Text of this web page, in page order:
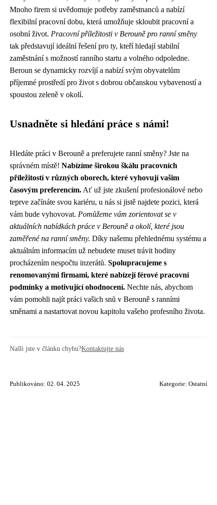
Mnoho firem si uvědomuje potřeby zaměstnanců a nabízí
flexibilní pracovní dobu, která umožňuje skloubit pracovní a
osobní život. Pracovní příležitosti v Berouně pro ranní směny
tak představují ideální řešení pro ty, kteří hledají stabilní
zaměstnání s možností ranního startu a volného odpoledne.
Beroun se dynamicky rozvíjí a nabízí svým obyvatelům
příjemné prostředí pro život s dobrou občanskou vybaveností a
spoustou zeleně v okolí.
Usnadněte si hledání práce s námi!
Hledáte práci v Berouně a preferujete ranní směny? Jste na
správném místě! Nabízíme širokou škálu pracovních
příležitostí v různých oborech, které vyhovují vašim
časovým preferencím. Ať už jste zkušení profesionálové nebo
teprve začínáte svou kariéru, u nás si jistě najdete pozici, která
vám bude vyhovovat. Pomůžeme vám zorientovat se v
aktuálních nabídkách práce v Berouně a okolí, které jsou
zaměřené na ranní směny. Díky našemu přehlednému systému a
aktuálním informacím už nebudete muset trávit hodiny
procházením nespočtu inzerátů. Spolupracujeme s
renomovanými firmami, které nabízejí férové pracovní
podmínky a motivující ohodnocení. Nechte nás, abychom
vám pomohli najít práci vašich snů v Berouně s ranními
směnami a nastartovat novou kapitolu vašeho profesního života.
Našli jste v článku chybu?Kontaktujte nás
Publikováno: 02. 04. 2025 Kategorie: Ostatní